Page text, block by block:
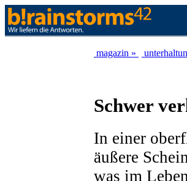
magazin »
Schwer
In einer
äußere
was im